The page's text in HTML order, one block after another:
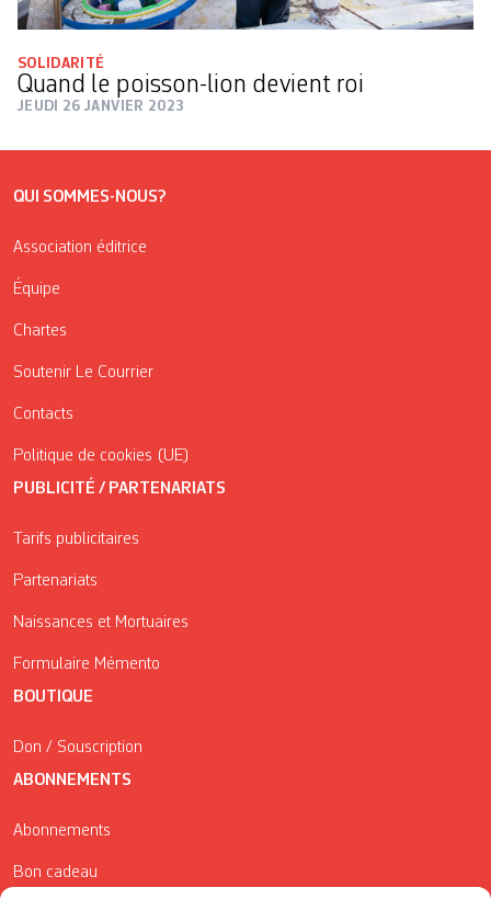
SOLIDARITÉ
Quand le poisson-lion devient roi
JEUDI 26 JANVIER 2023
QUI SOMMES-NOUS?
Association éditrice
Équipe
Chartes
Soutenir Le Courrier
Contacts
Politique de cookies (UE)
PUBLICITÉ / PARTENARIATS
Tarifs publicitaires
Partenariats
Naissances et Mortuaires
Formulaire Mémento
BOUTIQUE
Don / Souscription
ABONNEMENTS
Abonnements
Bon cadeau